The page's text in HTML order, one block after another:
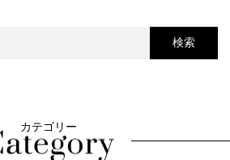
検索
カテゴリー